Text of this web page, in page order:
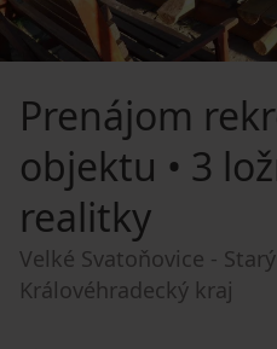
Prenájom
objektu • 3
realitky
Velké Svatoňovice -
Královéhradecký kraj